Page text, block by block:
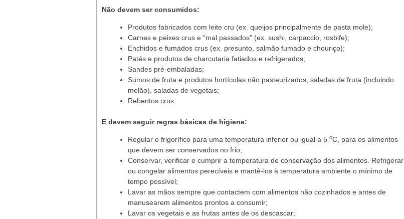
Não devem ser consumidos:
Produtos fabricados com leite cru (ex. queijos principalmente de pasta mole);
Carnes e peixes crus e “mal passados" (ex. sushi, carpaccio, rosbife);
Enchidos e fumados crus (ex. presunto, salmão fumado e chouriço);
Patés e produtos de charcutaria fatiados e refrigerados;
Sandes pré-embaladas;
Sumos de fruta e produtos hortícolas não pasteurizados, saladas de fruta (incluindo
melão), saladas de vegetais;
Rebentos crus
E devem seguir regras básicas de higiene:
Regular o frigorífico para uma temperatura inferior ou igual a 5 oC, para os alimentos
que devem ser conservados no frio;
Conservar, verificar e cumprir a temperatura de conservação dos alimentos. Refrigerar
ou congelar alimentos perecíveis e mantê-los à temperatura ambiente o mínimo de
tempo possível;
Lavar as mãos sempre que contactem com alimentos não cozinhados e antes de
manusearem alimentos prontos a consumir;
Lavar os vegetais e as frutas antes de os descascar;